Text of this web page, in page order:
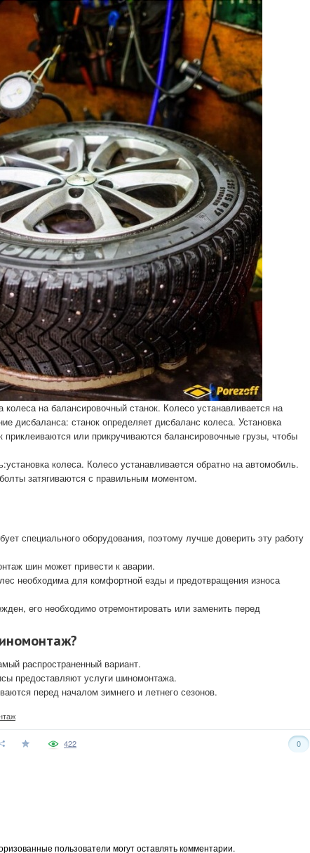
колеса на балансировочный станок. Колесо устанавливается на
дисбаланса: станок определяет дисбаланс колеса. Установка
приклеиваются или прикручиваются балансировочные грузы, чтобы
колеса. Колесо устанавливается обратно на автомобиль.
затягиваются с правильным моментом.
специального оборудования, поэтому лучше доверить эту работу
шин может привести к аварии.
необходима для комфортной езды и предотвращения износа
его необходимо отремонтировать или заменить перед
распространенный вариант.
предоставляют услуги шиномонтажа.
перед началом зимнего и летнего сезонов.
0
422
пользователи могут оставлять комментарии.